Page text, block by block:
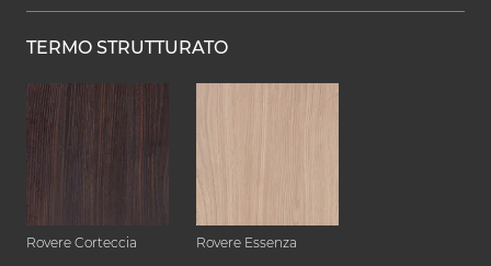
TERMO STRUTTURATO
Rovere Corteccia Rovere Essenza